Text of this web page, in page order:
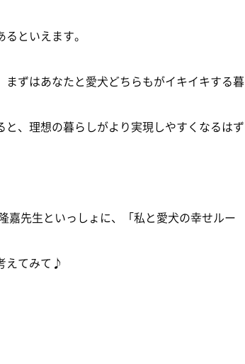
といえます。
ずはあなたと愛犬どちらもがイキイキする暮
、理想の暮らしがより実現しやすくなるはず
嘉先生といっしょに、「私と愛犬の幸せルー
えてみて♪